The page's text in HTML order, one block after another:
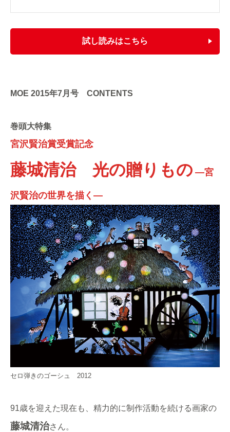
試し読みはこちら
MOE 2015年7月号 CONTENTS
巻頭大特集
宮沢賢治賞受賞記念
藤城清治 光の贈りもの ―宮
沢賢治の世界を描く―
セロ弾きのゴーシュ 2012
91歳を迎えた現在も、精力的に制作活動を続ける画家の
藤城清治さん。